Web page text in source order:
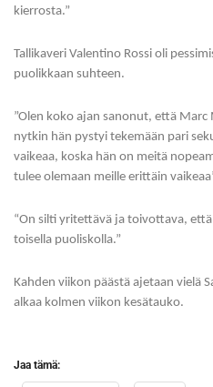
kierrosta.”
Tallikaveri Valentino Rossi oli
puolikkaan suhteen.
”Olen koko ajan sanonut, että
nytkin hän pystyi tekemään pari
vaikeaa, koska hän on meitä
tulee olemaan meille erittäin
“On silti yritettävä ja toivottava,
toisella puoliskolla.”
Kahden viikon päästä ajetaan vielä
alkaa kolmen viikon kesätauko.
Jaa tämä: